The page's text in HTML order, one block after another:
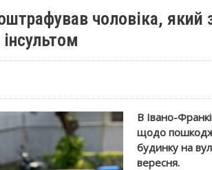
чоловіка,
В Івано-
щодо
будинку на
вересня.